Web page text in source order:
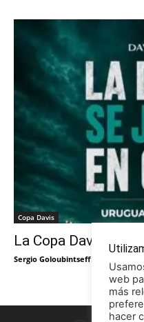
Copa Davis
La Copa Davis
Sergio Goloubintseff
web
más
hacer